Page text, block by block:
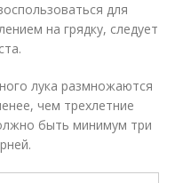
для
на грядку, следует
лука размножаются
чем трехлетние
быть минимум три